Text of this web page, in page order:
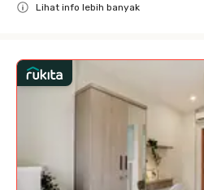
Lihat info lebih banyak